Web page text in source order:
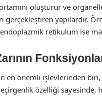
oluşturur ve
gerçekleştiren yapılardır.
retikulum ise
en önemli işlevlerinden
özelliği sayesinde,